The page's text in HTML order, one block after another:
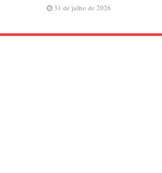
31 de julho de 2026